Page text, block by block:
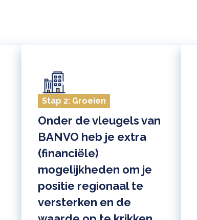
Onder de vleugels van
BANVO heb je extra
(financiële)
mogelijkheden om je
positie regionaal te
versterken en de
Stap 2: Groeien